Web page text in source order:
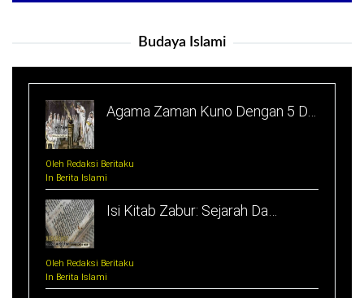
Budaya Islami
Agama Zaman Kuno Dengan 5 D…
Oleh Redaksi Beritaku
In Berita Islami
Isi Kitab Zabur: Sejarah Da…
Oleh Redaksi Beritaku
In Berita Islami